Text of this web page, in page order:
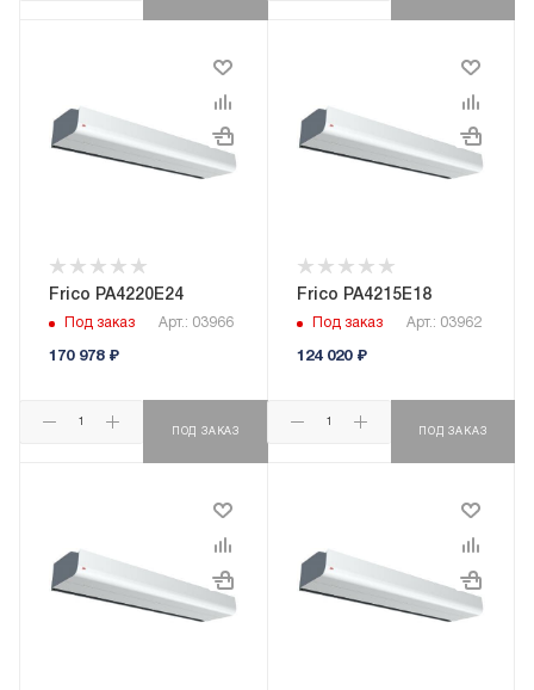
Frico PA4220E24
Под заказ Арт.: 03966
170 978₽
ПОД ЗАКАЗ
Frico PA4215E18
Под заказ Арт.: 03962
124 020₽
ПОД ЗАКАЗ